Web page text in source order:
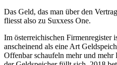
Das Geld, das man über den
fliesst also zu Suxxess One.
Im österreichischen Firmenregister
anscheinend als eine Art
Offenbar schaufeln mehr und